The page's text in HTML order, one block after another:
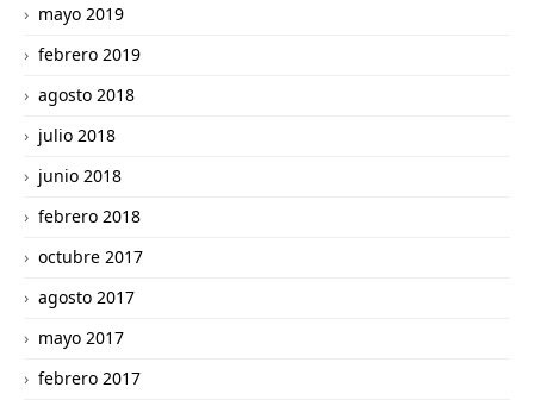
mayo 2019
febrero 2019
agosto 2018
julio 2018
junio 2018
febrero 2018
octubre 2017
agosto 2017
mayo 2017
febrero 2017